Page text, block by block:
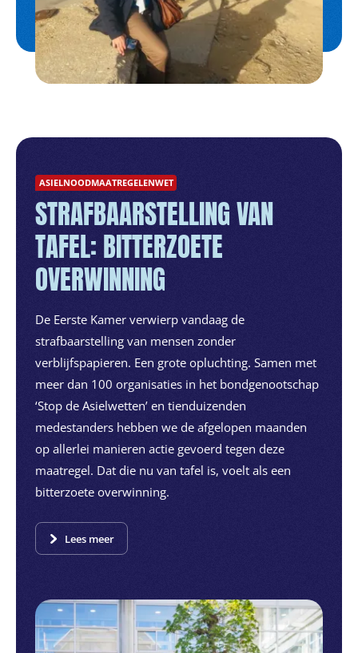
ASIELNOODMAATREGELENWET
STRAFBAARSTELLING VAN
TAFEL: BITTERZOETE
OVERWINNING
De Eerste Kamer verwierp vandaag de
strafbaarstelling van mensen zonder
verblijfspapieren. Een grote opluchting. Samen met
meer dan 100 organisaties in het bondgenootschap
‘Stop de Asielwetten’ en tienduizenden
medestanders hebben we de afgelopen maanden
op allerlei manieren actie gevoerd tegen deze
maatregel. Dat die nu van tafel is, voelt als een
bitterzoete overwinning.
Lees meer